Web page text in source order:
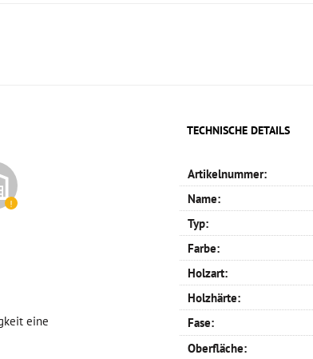
eine
TECHNISCHE DETAILS
Artikelnummer:
Name:
Typ:
Farbe:
Holzart:
Holzhärte:
Fase:
Oberfläche: